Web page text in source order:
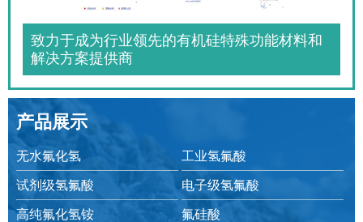
致力于成为行业领先的有机硅特殊功能材料和
解决方案提供商
产品展示
无水氟化氢
工业氢氟酸
试剂级氢氟酸
电子级氢氟酸
高纯氟化氢铵
氟硅酸